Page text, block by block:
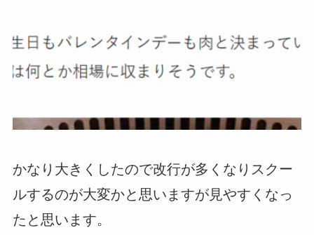
かなり大きくしたので改行が多くなりスクー
ルするのが大変かと思いますが見やすくなっ
たと思います。